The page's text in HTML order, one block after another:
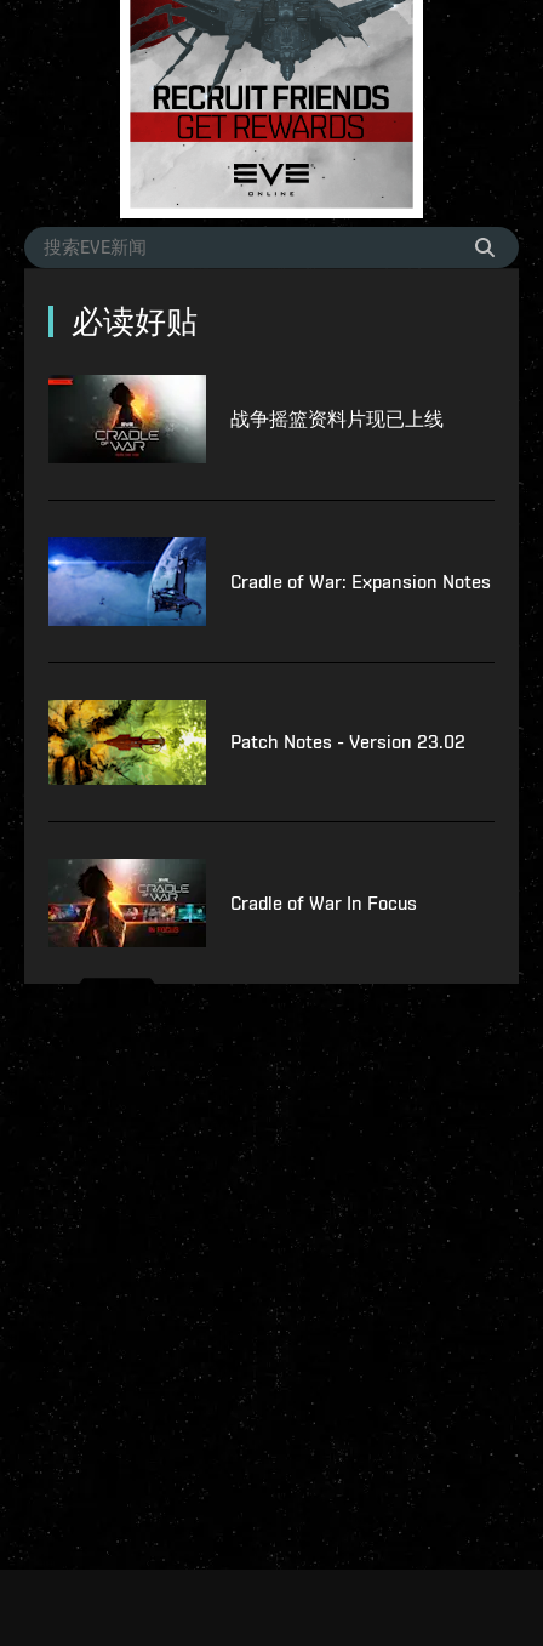
必读好贴
战争摇篮资料片现已上线
Cradle of War: Expansion Notes
Patch Notes - Version 23.02
Cradle of War In Focus